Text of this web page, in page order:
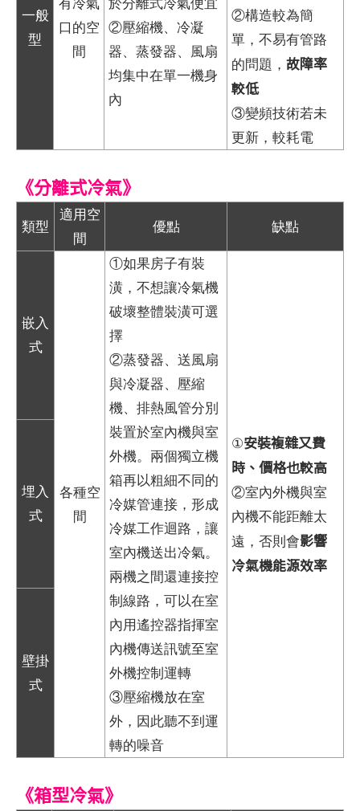
一般
型
口的空
間
②壓縮機、冷凝
器、蒸發器、風扇
均集中在單一機身
內
②構造較為簡
單，不易有管路
的問題， 故障率
較低
③變頻技術若未
更新，較耗電
《分離式冷氣》
類型
適用空
間
優點 缺點
嵌入
式
各種空
間
①如果房子有裝
潢，不想讓冷氣機
破壞整體裝潢可選
擇
②蒸發器、送風扇
與冷凝器、壓縮
機、排熱風管分別
裝置於室內機與室
外機。兩個獨立機
箱再以粗細不同的
冷媒管連接，形成
冷媒工作迴路，讓
室內機送出冷氣。
兩機之間還連接控
制線路，可以在室
內用遙控器指揮室
內機傳送訊號至室
外機控制運轉
③壓縮機放在室
外，因此聽不到運
轉的噪音
①安裝複雜又費
時、價格也較高
②室內外機與室
內機不能距離太
遠，否則會影響
冷氣機能源效率
埋入
式
壁掛
式
《箱型冷氣》